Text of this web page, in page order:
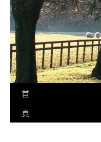
首
頁